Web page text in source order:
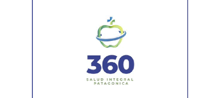
En la misma jornada, el equipo también rescató un
ejemplar de macá plateado, una especie característica de
la Patagonia. El ave fue trasladada para su evaluación y
permanece en rehabilitación, donde recibe los cuidados